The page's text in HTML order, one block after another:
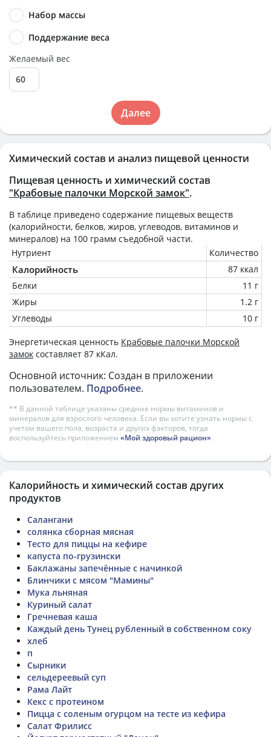
Химический состав и анализ пищевой ценности
Пищевая ценность и химический состав
"Крабовые палочки Морской замок".
В таблице приведено содержание пищевых веществ
(калорийности, белков, жиров, углеводов, витаминов и
минералов) на 100 грамм съедобной части.
Нутриент
Количество
Калорийность
87 ккал
Белки
11 г
Жиры
1.2 г
Углеводы
10 г
Энергетическая ценность Крабовые палочки Морской
замок составляет 87 кКал.
Основной источник: Создан в приложении
пользователем. Подробнее.
** В данной таблице указаны средние нормы витаминов и
минералов для взрослого человека. Если вы хотите узнать нормы с
учетом вашего пола, возраста и других факторов, тогда
воспользуйтесь приложением «Мой здоровый рацион».
Набор массы
Поддержание веса
Желаемый вес
Далее
Калорийность и химический состав других
продуктов
Cалангани
солянка сборная мясная
Тесто для пиццы на кефире
капуста по-грузински
Баклажаны запечённые с начинкой
Блинчики с мясом "Мамины"
Мука льняная
Куриный салат
Гречневая каша
Каждый день Тунец рубленный в собственном соку
хлеб
п
Сырники
сельдереевый суп
Рама Лайт
Кекс с протеином
Пицца с соленым огурцом на тесте из кефира
Салат Фрилисс